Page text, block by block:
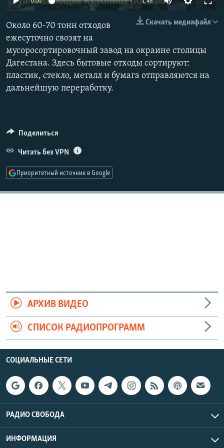
РАСПИСАНИЕ ВЕЩАНИЯ
ПОДПИШИТЕСЬ НА РАССЫЛКУ
СОЦИАЛЬНЫЕ СЕТИ
Auto
1080p
404p
1080p
Скачать медиафайл
Около 60-70 тонн отходов
ежесуточно свозят на
мусоросортировочный завод на окраине столицы
Дагестана. Здесь бытовые отходы сортируют:
пластик, стекло, металл и бумага отправляются на
дальнейшую переработку.
Поделиться
Читать без VPN
Приоритетный источник в Google
АРХИВ ВИДЕО
СПИСОК РАДИОПРОГРАММ
СОЦИАЛЬНЫЕ СЕТИ
РАДИО СВОБОДА
ИНФОРМАЦИЯ